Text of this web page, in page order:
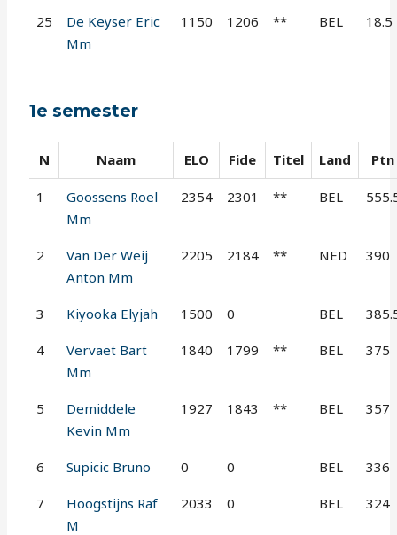
25
De Keyser Eric
Mm
1150 1206 ** BEL 18.5
1e semester
N Naam ELO Fide Titel Land Ptn
1
Goossens Roel
Mm
2354 2301 ** BEL
2
Van Der Weij
Anton Mm
2205 2184 ** NED 390
3 Kiyooka Elyjah 1500 0 BEL
4
Vervaet Bart
Mm
1840 1799 ** BEL 375
5
Demiddele
Kevin Mm
1927 1843 ** BEL 357
6 Supicic Bruno 0 0 BEL 336
7
Hoogstijns Raf
M
2033 0 BEL 324